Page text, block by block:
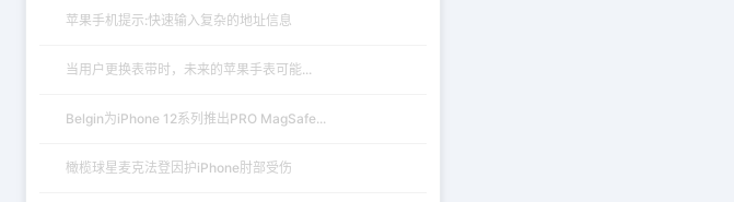
苹果手机提示:快速输入复杂的地址信息
当用户更换表带时，未来的苹果手表可能...
Belgin为iPhone 12系列推出PRO MagSafe...
橄榄球星麦克法登因护iPhone肘部受伤